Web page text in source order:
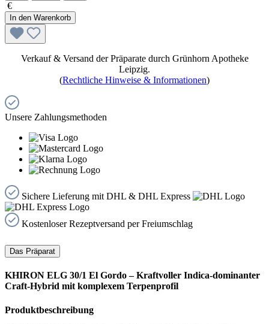
€
In den Warenkorb
Verkauf & Versand der Präparate durch Grünhorn Apotheke
Leipzig.
(Rechtliche Hinweise & Informationen)
Unsere Zahlungsmethoden
Sichere Lieferung mit DHL & DHL Express
Kostenloser Rezeptversand per Freiumschlag
Das Präparat
KHIRON ELG 30/1 El Gordo – Kraftvoller Indica-dominanter
Craft-Hybrid mit komplexem Terpenprofil
Produktbeschreibung